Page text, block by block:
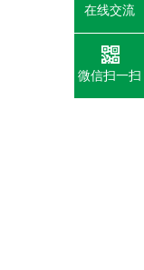
在线交流
微信扫一扫